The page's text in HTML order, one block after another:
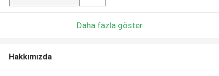
Daha fazla göster
Hakkımızda